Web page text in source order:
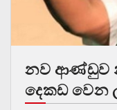
නව ආණ්ඩුව
දෙකඩ